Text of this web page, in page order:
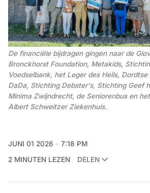
De financiële bijdragen gingen naar de
Bronckhorst Foundation, Metakids,
Voedselbank, het Leger des Heils,
DaDa, Stichting Debster's, Stichting Geef
Minima Zwijndrecht, de Seniorenbus en
Albert Schweitzer Ziekenhuis.
JUNI 01 2026
7:18 PM
2 MINUTEN LEZEN
DELEN